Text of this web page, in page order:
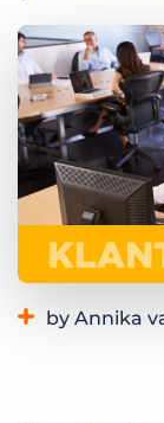
Vraag een
by Annika